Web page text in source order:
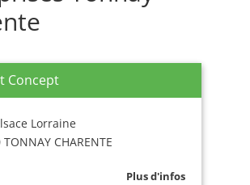
Concept
Lorraine
CHARENTE
Plus d'infos